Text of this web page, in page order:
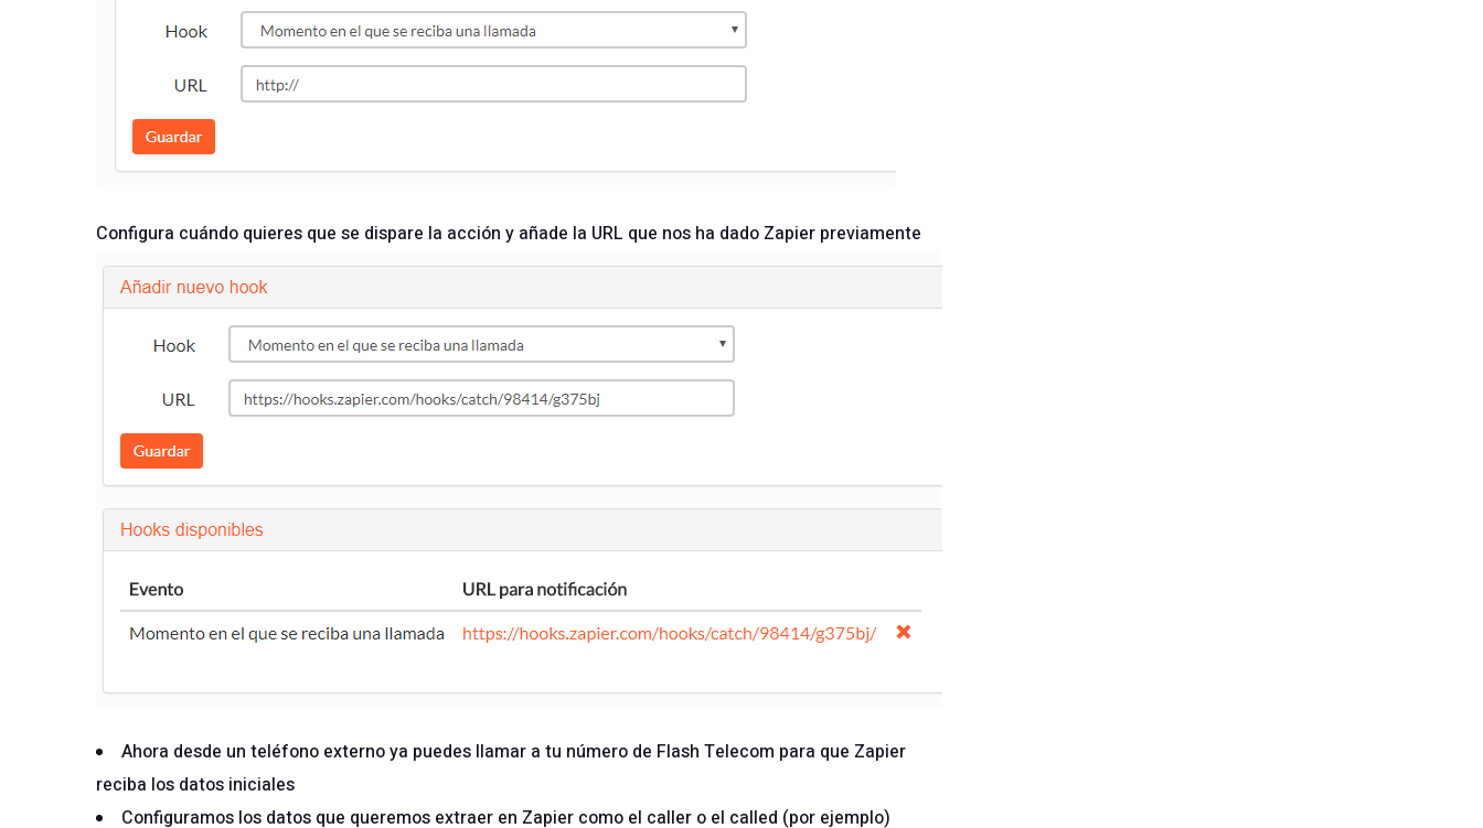
Configura cuándo quieres que se dispare la acción y añade la URL que nos ha dado Zapier previamente
Ahora desde un teléfono externo ya puedes llamar a tu número de Flash Telecom para que Zapier
reciba los datos iniciales
Configuramos los datos que queremos extraer en Zapier como el caller o el called (por ejemplo)